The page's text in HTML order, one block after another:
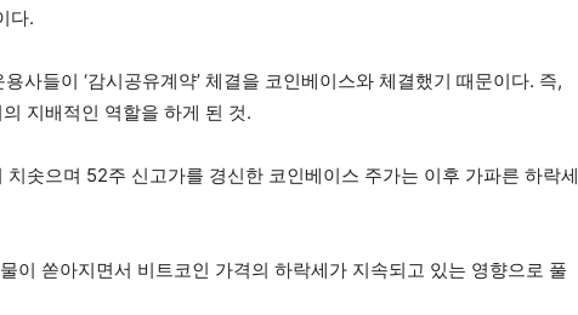
다.
사들이 ‘감시공유계약’ 체결을 코인베이스와 체결했기 때문이다. 즉,
지배적인 역할을 하게 된 것.
솟으며 52주 신고가를 경신한 코인베이스 주가는 이후 가파른 하락세
이 쏟아지면서 비트코인 가격의 하락세가 지속되고 있는 영향으로 풀